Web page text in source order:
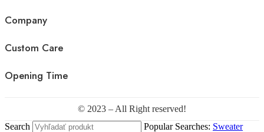
Company
Custom Care
Opening Time
© 2023 – All Right reserved!
Search
Popular Searches: Sweater